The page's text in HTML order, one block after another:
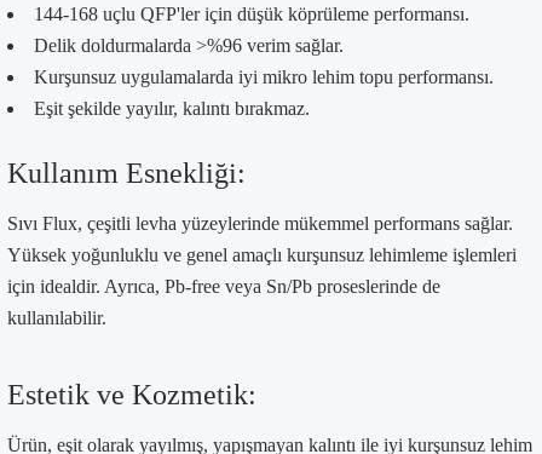
144-168 uçlu QFP'ler için düşük köprüleme performansı.
Delik doldurmalarda >%96 verim sağlar.
Kurşunsuz uygulamalarda iyi mikro lehim topu performansı.
Eşit şekilde yayılır, kalıntı bırakmaz.
Kullanım Esnekliği:
Sıvı Flux, çeşitli levha yüzeylerinde mükemmel performans sağlar.
Yüksek yoğunluklu ve genel amaçlı kurşunsuz lehimleme işlemleri
için idealdir. Ayrıca, Pb-free veya Sn/Pb proseslerinde de
kullanılabilir.
Estetik ve Kozmetik:
Ürün, eşit olarak yayılmış, yapışmayan kalıntı ile iyi kurşunsuz lehim